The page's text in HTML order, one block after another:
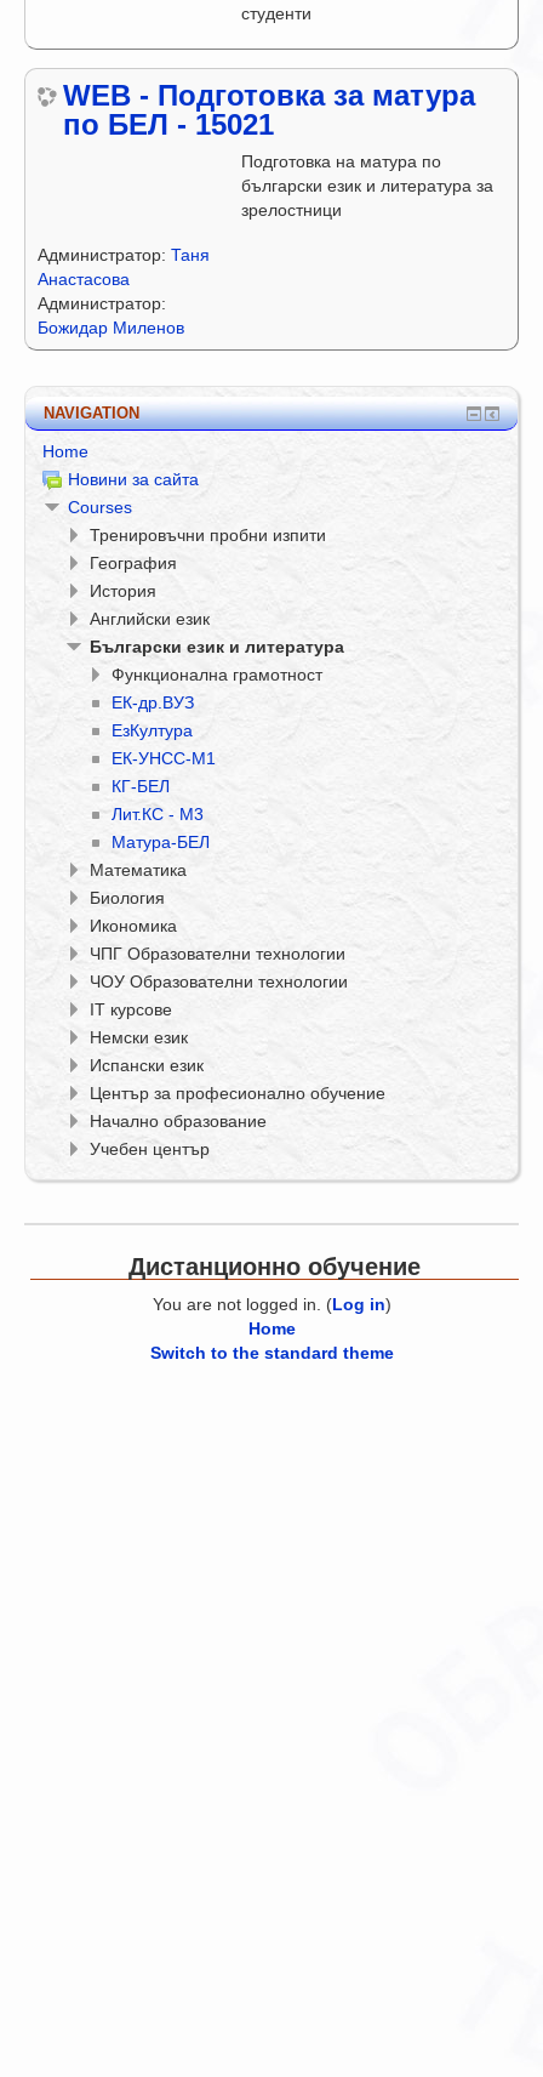
студенти
WEB - Подготовка за матура
по БЕЛ - 15021
Подготовка на матура по
български език и литература за
зрелостници
Администратор: Таня
Анастасова
Администратор:
Божидар Миленов
NAVIGATION
Home
Новини за сайта
Courses
Тренировъчни пробни изпити
География
История
Английски език
Български език и литература
Функционална грамотност
ЕК-др.ВУЗ
ЕзКултура
ЕК-УНСС-М1
КГ-БЕЛ
Лит.КС - М3
Матура-БЕЛ
Математика
Биология
Икономика
ЧПГ Образователни технологии
ЧОУ Образователни технологии
IT курсове
Немски език
Испански език
Център за професионално обучение
Начално образование
Учебен център
Дистанционно обучение
You are not logged in. (Log in)
Home
Switch to the standard theme